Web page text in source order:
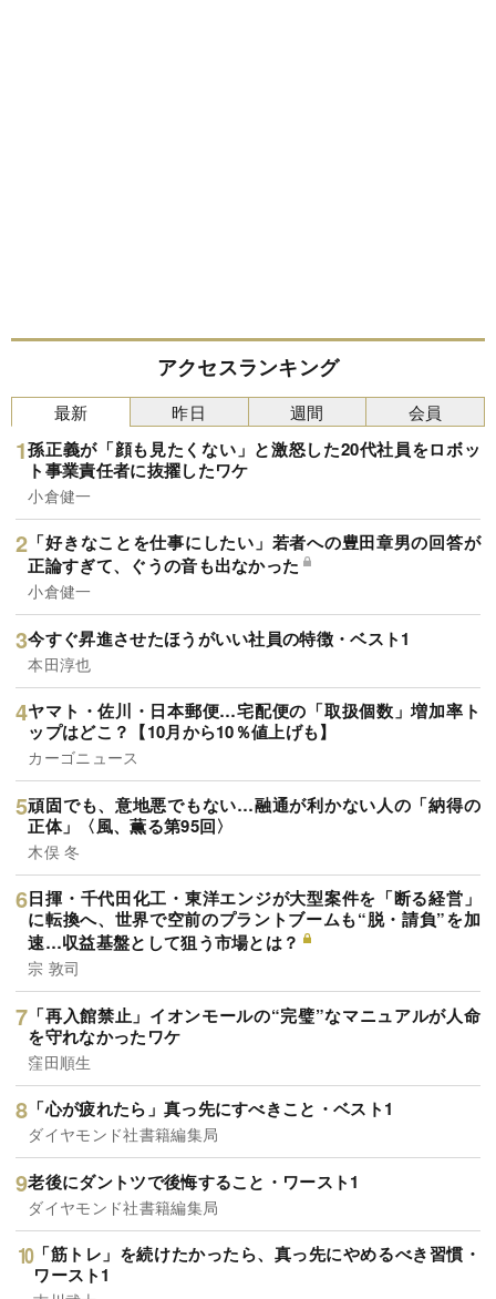
アクセスランキング
最新
孫正義が「顔も見たくない」と激怒した20代社員をロボッ
ト事業責任者に抜擢したワケ
小倉健一
「好きなことを仕事にしたい」若者への豊田章男の回答が
正論すぎて、ぐうの音も出なかった
小倉健一
今すぐ昇進させたほうがいい社員の特徴・ベスト1
本田淳也
ヤマト・佐川・日本郵便…宅配便の「取扱個数」増加率ト
ップはどこ？【10月から10％値上げも】
カーゴニュース
頑固でも、意地悪でもない…融通が利かない人の「納得の
正体」〈風、薫る第95回〉
木俣 冬
日揮・千代田化工・東洋エンジが大型案件を「断る経営」
に転換へ、世界で空前のプラントブームも“脱・請負”を加
速…収益基盤として狙う市場とは？
宗 敦司
「再入館禁止」イオンモールの“完璧”なマニュアルが人命
を守れなかったワケ
窪田順生
「心が疲れたら」真っ先にすべきこと・ベスト1
ダイヤモンド社書籍編集局
老後にダントツで後悔すること・ワースト1
ダイヤモンド社書籍編集局
「筋トレ」を続けたかったら、真っ先にやめるべき習慣・
ワースト1
昨日 週間 会員